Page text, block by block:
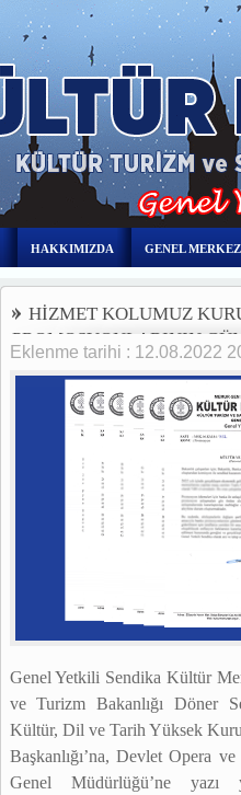
HAKKIMIZDA GENEL
HİZMET KOLUMUZ
PROMOSYONLARININ
Eklenme tarihi : 12.08.2022
Genel Yetkili Sendika Kültür
ve Turizm Bakanlığı Döner
Kültür, Dil ve Tarih Yüksek
Başkanlığı’na, Devlet Opera
Genel Müdürlüğü’ne